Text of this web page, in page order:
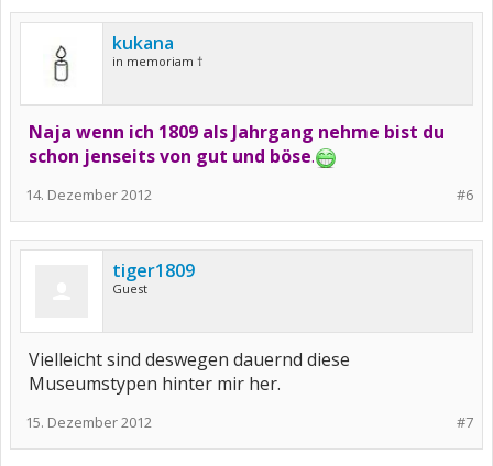
kukana
in memoriam †
Naja wenn ich 1809 als Jahrgang nehme bist du
schon jenseits von gut und böse.
#6
14. Dezember 2012
tiger1809
Guest
Vielleicht sind deswegen dauernd diese
Museumstypen hinter mir her.
#7
15. Dezember 2012